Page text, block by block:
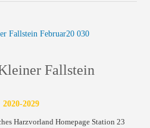
Fallstein
2020-2029
Harzvorland Homepage Station 23